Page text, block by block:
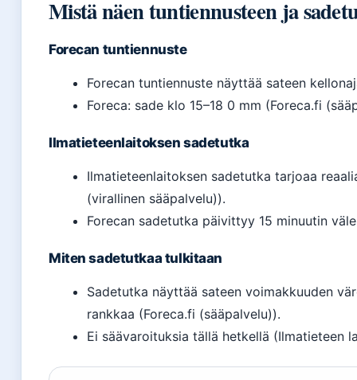
Mistä näen tuntiennusteen ja
Forecan tuntiennuste
Forecan tuntiennuste näyttää sateen
Foreca: sade klo 15–18 0 mm (Foreca.fi
Ilmatieteenlaitoksen sadetutka
Ilmatieteenlaitoksen sadetutka tarjoaa
(virallinen sääpalvelu)).
Forecan sadetutka päivittyy 15 minuutin
Miten sadetutkaa tulkitaan
Sadetutka näyttää sateen voimakkuuden
rankkaa (Foreca.fi (sääpalvelu)).
Ei säävaroituksia tällä hetkellä (Ilmatieteen